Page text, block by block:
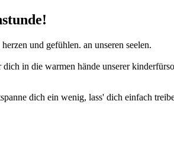
und gefühlen. an unseren seelen.
in die warmen hände unserer
dich ein wenig, lass' dich einfach